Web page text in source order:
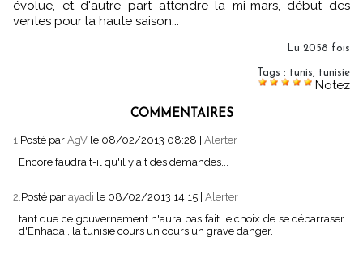
évolue, et d'autre part attendre la mi-mars, début des
ventes pour la haute saison...
Lu 2058 fois
Tags : tunis, tunisie
Notez
COMMENTAIRES
1. Posté par AgV le 08/02/2013 08:28
Alerter
Encore faudrait-il qu'il y ait des demandes...
2. Posté par ayadi le 08/02/2013 14:15 Alerter
tant que ce gouvernement n'aura pas fait le choix de se débarraser
d'Enhada , la tunisie cours un cours un grave danger.